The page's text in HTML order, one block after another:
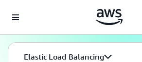
Pular para o conteúdo principal
Elastic Load Balancing